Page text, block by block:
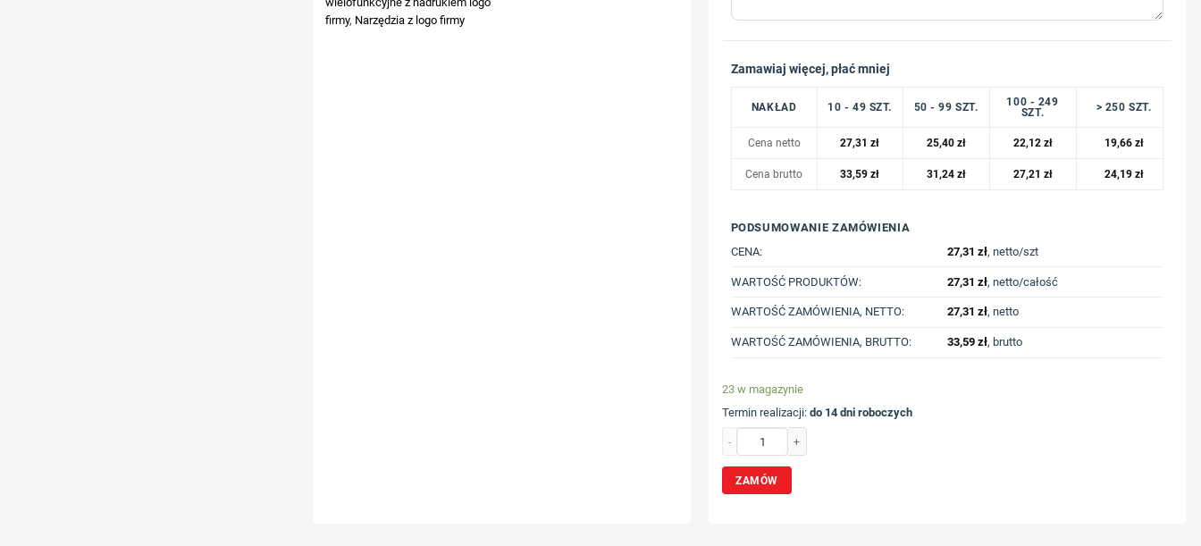
firmy, Narzędzia z logo firmy
Zamawiaj więcej, płać mniej
NAKŁAD 10 - 49 SZT. 50 - 99 SZT.
100 - 249
SZT.
> 250 SZT.
Cena netto 27,31zł 25,40 zł 22,12 zł 19,66 zł
Cena brutto 33,59zł 31,24 zł 27,21 zł 24,19 zł
PODSUMOWANIE ZAMÓWIENIA
CENA:
27,31 zł, netto/szt
WARTOŚĆ PRODUKTÓW: 27,31 zł, netto/całość
WARTOŚĆ ZAMÓWIENIA, NETTO: 27,31 zł, netto
WARTOŚĆ ZAMÓWIENIA, BRUTTO: 33,59 zł, brutto
23 w magazynie
Termin realizacji: do 14 dni roboczych
ZAMÓW